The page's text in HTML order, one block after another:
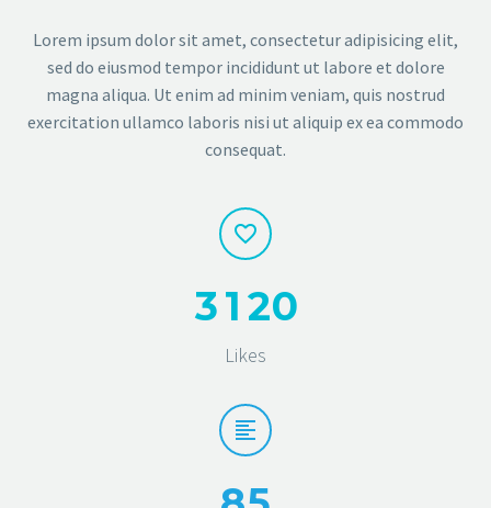
Lorem ipsum dolor sit amet, consectetur adipisicing elit,
sed do eiusmod tempor incididunt ut labore et dolore
magna aliqua. Ut enim ad minim veniam, quis nostrud
exercitation ullamco laboris nisi ut aliquip ex ea commodo
consequat.
31 20
Likes